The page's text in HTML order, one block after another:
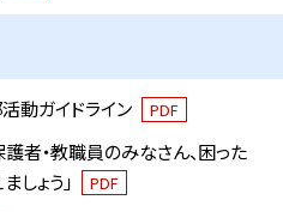
動ガイドライン PDF
者・教職員のみなさん、困った
しょう」
PDF